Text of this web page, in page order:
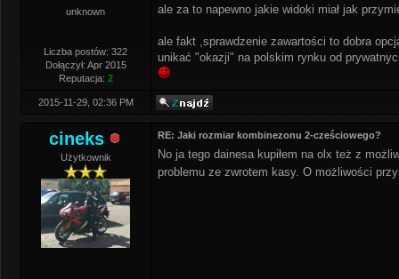
unknown
Liczba postów: 322
Dołączył: Apr 2015
Reputacja: 2
ale za to napewno jakie widoki miał jak
ale fakt ,sprawdzenie zawartości to dobra
unikać "okazji" na polskim rynku od
2015-11-29, 02:36 PM
cineks
Użytkownik
RE: Jaki rozmiar kombinezonu 2-cześciowego?
No ja tego dainesa kupiłem na olx też z
problemu ze zwrotem kasy. O możliwości